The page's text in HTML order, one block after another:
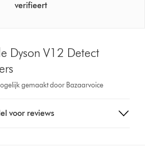
verifieert
Dyson V12 Detect
gemaakt door Bazaarvoice
voor reviews